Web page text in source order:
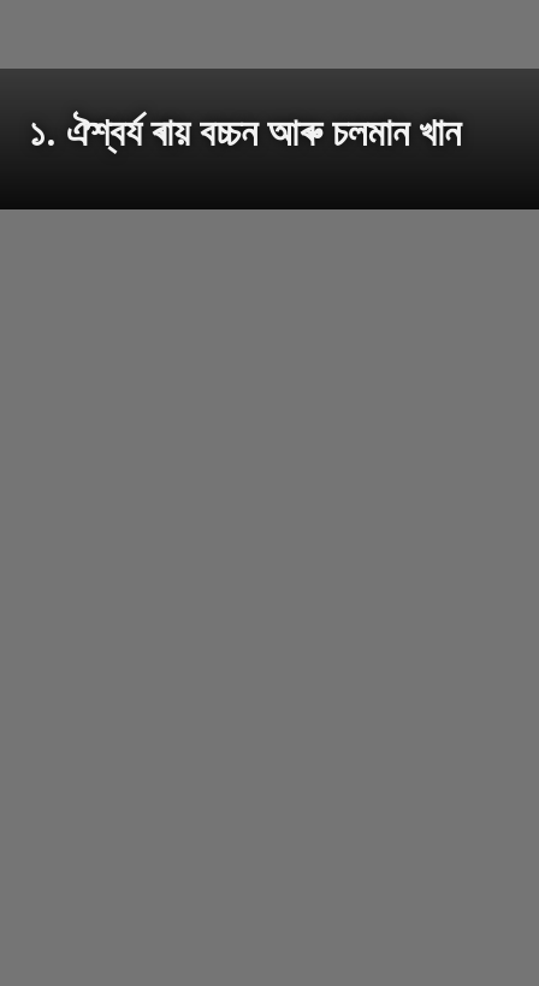
১. ঐশ্বৰ্য ৰায় বচ্চন আৰু চলমান খান